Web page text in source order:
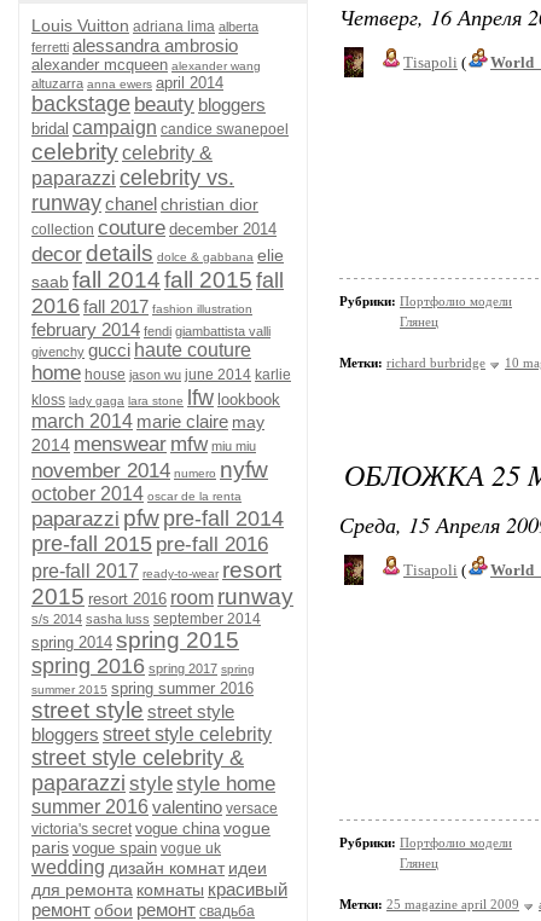
Louis Vuitton adriana lima alberta
ferretti alessandra ambrosio
alexander mcqueen alexander wang
altuzarra anna ewers april 2014
backstage beauty bloggers
bridal campaign candice swanepoel
celebritycelebrity &
paparazzi celebrity vs.
runwaychanelchristian dior
collection couture december 2014
decordetails dolce & gabbana elie
saabfall 2014fall 2015 fall
2016fall 2017 fashion illustration
february 2014 fendi giambattista valli
givenchy gucci haute couture
home house jason wu june 2014 karlie
kloss lady gaga lara stone lfw lookbook
march 2014 marie claire may
2014 menswear mfw miu miu
november 2014 numero nyfw
october 2014 oscar de la renta
paparazzi pfw pre-fall 2014
pre-fall 2015 pre-fall 2016
pre-fall 2017 ready-to-wear resort
2015 resort 2016 room runway
s/s 2014 sasha luss september 2014
spring 2014 spring 2015
spring 2016 spring 2017 spring
summer 2015 spring summer 2016
street style street style
bloggers street style celebrity
street style celebrity &
paparazzi stylestyle home
summer 2016 valentino versace
victoria's secret vogue china vogue
paris vogue spain vogue uk
wedding дизайн комнат идеи
для ремонта комнаты красивый
ремонтобои ремонт свадьба
Четверг, 16 Апреля
Tisapoli (
Рубрики: Портфолио модели
Глянец
Метки: richard burbridge 10
ОБЛОЖКА 25
Среда, 15 Апреля
Tisapoli (
Рубрики: Портфолио модели
Глянец
Метки: 25 magazine april 2009